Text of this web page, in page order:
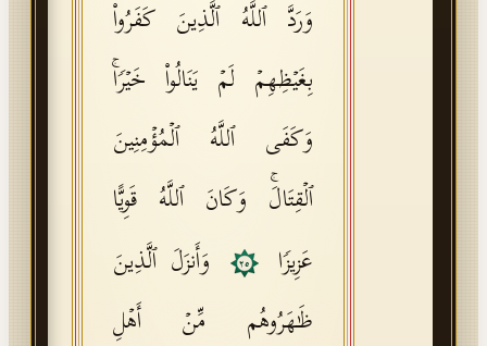
وَرَدَّ ٱللَّهُ ٱلَّذِینَ كَفَرُوا۟
بِغَیۡظِهِمۡ لَمۡ یَنَالُوا۟ خَیۡرࣰاۚ
وَكَفَى ٱللَّهُ ٱلۡمُؤۡمِنِینَ
ٱلۡقِتَالَۚ وَكَانَ ٱللَّهُ قَوِیًّا
عَزِیزࣰا
٢٥
وَأَنزَلَ ٱلَّذِینَ
ظَـٰهَرُوهُم مِّنۡ أَهۡلِ